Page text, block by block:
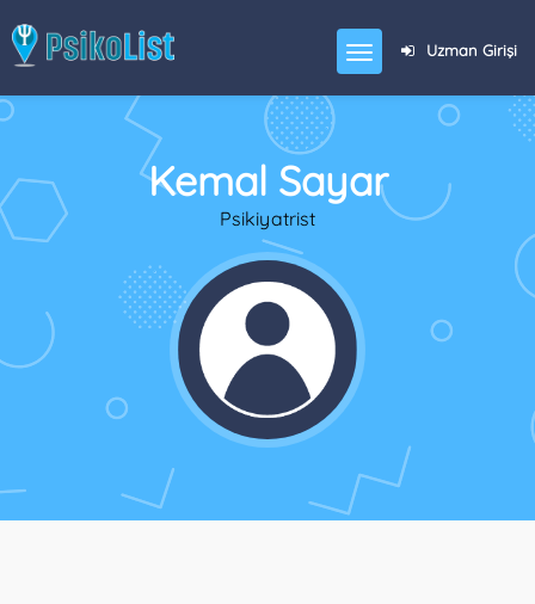
Uzman Girişi
Kemal Sayar
Psikiyatrist